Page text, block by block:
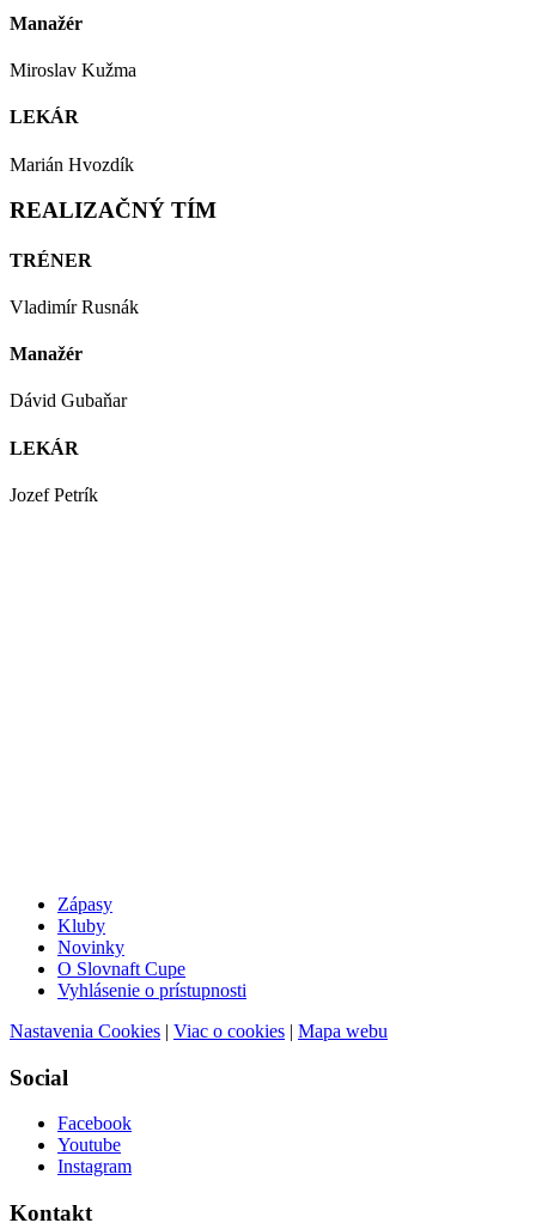
Manažér
Miroslav Kužma
LEKÁR
Marián Hvozdík
REALIZAČNÝ TÍM
TRÉNER
Vladimír Rusnák
Manažér
Dávid Gubaňar
LEKÁR
Jozef Petrík
Zápasy
Kluby
Novinky
O Slovnaft Cupe
Vyhlásenie o prístupnosti
Nastavenia Cookies | Viac o cookies | Mapa webu
Social
Facebook
Youtube
Instagram
Kontakt